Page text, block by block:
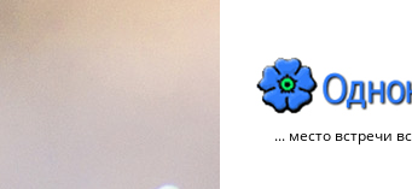
... место встречи